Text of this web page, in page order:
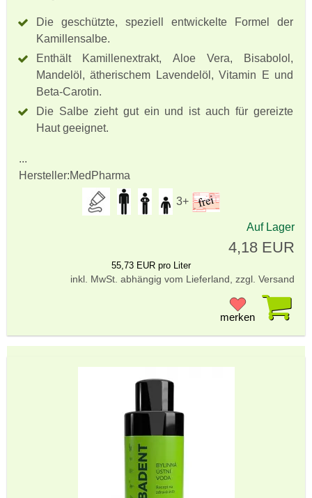
Die geschützte, speziell entwickelte Formel der
Kamillensalbe.
Enthält Kamillenextrakt, Aloe Vera, Bisabolol,
Mandelöl, ätherischem Lavendelöl, Vitamin E und
Beta-Carotin.
Die Salbe zieht gut ein und ist auch für gereizte
Haut geeignet.
...
Hersteller:MedPharma
3+
Auf Lager
4,18 EUR
55,73 EUR pro Liter
inkl. MwSt. abhängig vom Lieferland, zzgl. Versand
merken